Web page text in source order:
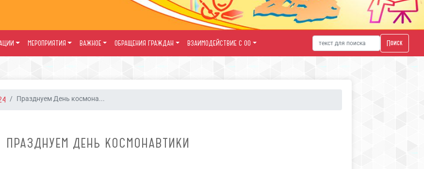
МЕРОПРИЯТИЯ ВАЖНОЕ ОБРАЩЕНИЯ ГРАЖДАН ВЗАИМОДЕЙСТВИЕ С ОО Поиск
Празднуем День космона...
ПРАЗДНУЕМ ДЕНЬ КОСМОНАВТИКИ